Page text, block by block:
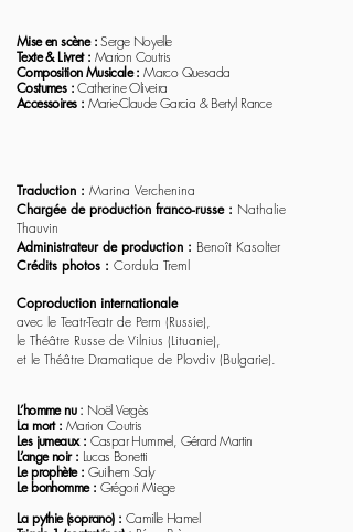
Mise en scène :Serge Noyelle
Texte & Livret : Marion Coutris
Composition Musicale :Marco Quesada
Costumes :Catherine Oliveira
Accessoires : Marie-Claude Garcia & Bertyl Rance
L’homme nu: Noël Vergès
La mort : Marion Coutris
Les jumeaux : Caspar Hummel, Gérard Martin
L’ange noir : Lucas Bonetti
Le prophète : Guilhem Saly
Le bonhomme : Grégori Miege
La pythie (soprano) : Camille Hamel
Traduction : Marina Verchenina
Chargée de production franco-russe : Nathalie
Thauvin
Administrateur de production : Benoît Kasolter
Crédits photos : Cordula Treml
Coproduction internationale
avec le Teatr-Teatr de Perm (Russie),
le Théâtre Russe de Vilnius (Lituanie),
et le Théâtre Dramatique de Plovdiv (Bulgarie).